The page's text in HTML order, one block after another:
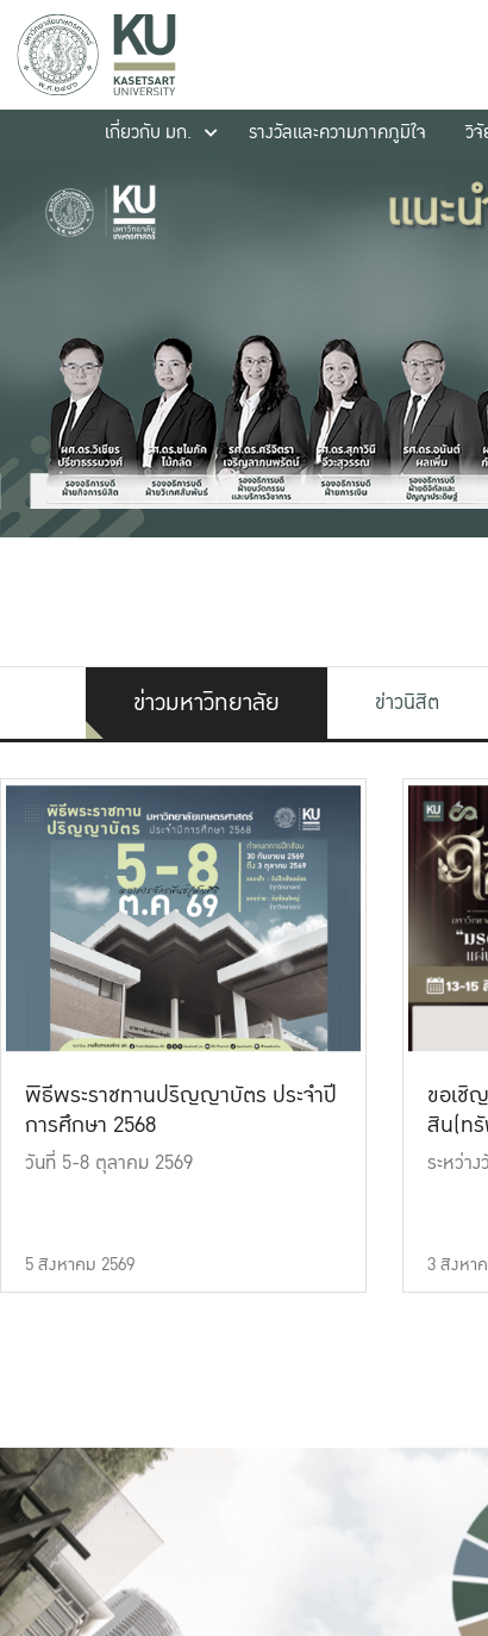
เกี่ยวกับ มก.
รางวัลและความภาคภูมิใจ วิ
ข่าวมหาวิทยาลัย ข่าวนิสิต
พิธีพระราชทานปริญญาบัตร ประจำปี
การศึกษา 2568
วันที่ 5-8 ตุลาคม 2569
5 สิงหาคม 2569
ขอเชิ
สิน(ท
ระหว่า
3 สิงหา